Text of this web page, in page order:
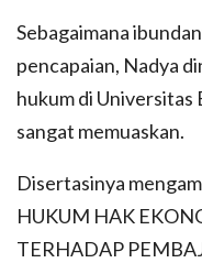
Sebagaimana
pencapaian, Nadya
hukum di
sangat memuaskan.
Disertasinya
HUKUM HAK
TERHADAP